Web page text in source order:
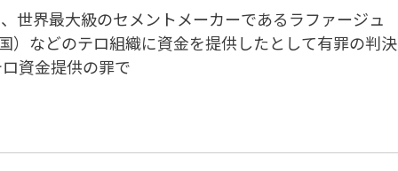
世界最大級のセメントメーカーであるラファージュ
）などのテロ組織に資金を提供したとして有罪の判決
資金提供の罪で